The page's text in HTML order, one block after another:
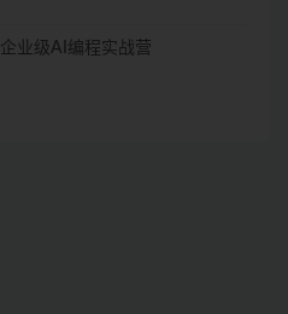
企业级AI编程实战营